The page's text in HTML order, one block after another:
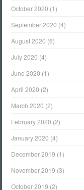
October 2020 (1)
September 2020 (4)
August 2020 (6)
July 2020 (4)
June 2020 (1)
April 2020 (2)
March 2020 (2)
February 2020 (2)
January 2020 (4)
December 2019 (1)
November 2019 (3)
October 2019 (2)